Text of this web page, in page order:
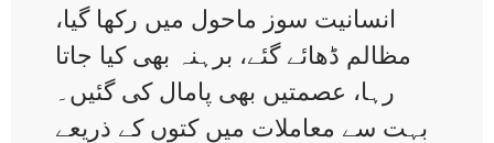
انسانیت سوز ماحول میں رکھا گیا،
مظالم ڈھائے گئے، برہنہ بھی کیا جاتا
رہا، عصمتیں بھی پامال کی گئیں۔
بہت سے معاملات میں کتوں کے ذریعے